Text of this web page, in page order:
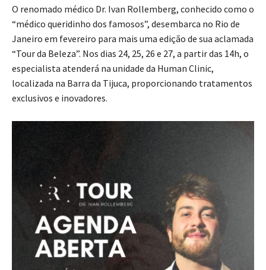
O renomado médico Dr. Ivan Rollemberg, conhecido como o
“médico queridinho dos famosos”, desembarca no Rio de
Janeiro em fevereiro para mais uma edição de sua aclamada
“Tour da Beleza”. Nos dias 24, 25, 26 e 27, a partir das 14h, o
especialista atenderá na unidade da Human Clinic,
localizada na Barra da Tijuca, proporcionando tratamentos
exclusivos e inovadores.